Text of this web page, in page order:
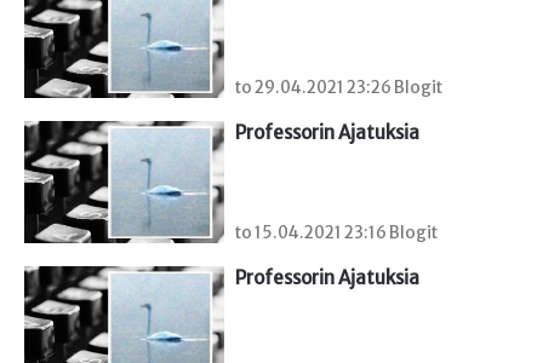
to 29.04.2021 23:26 Blogit
Professorin Ajatuksia
to 15.04.2021 23:16 Blogit
Professorin Ajatuksia